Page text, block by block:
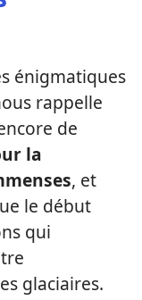
énigmatiques
rappelle
de
la
, et
le début
qui
glaciaires.